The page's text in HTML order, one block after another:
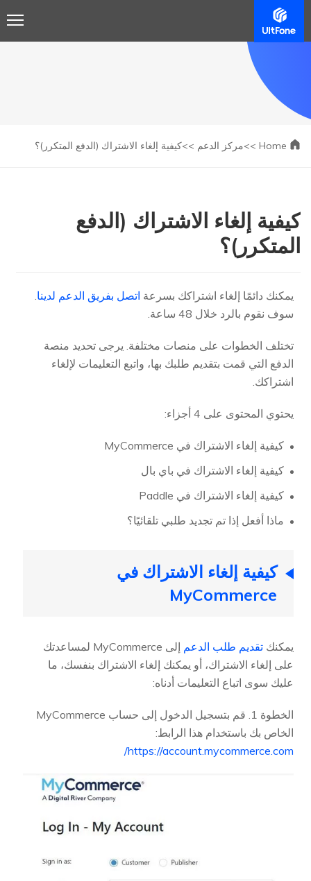
مركز الدعم >>كيفية إلغاء الاشتراك (الدفع المتكرر)؟
كيفية إلغاء الاشتراك (الدفع
المتكرر)؟
يمكنك دائمًا إلغاء اشتراكك بسرعة اتصل بفريق الدعم لدينا.
سوف نقوم بالرد خلال 48 ساعة.
تختلف الخطوات على منصات مختلفة. يرجى تحديد منصة
الدفع التي قمت بتقديم طلبك بها، واتبع التعليمات لإلغاء
اشتراكك.
يحتوي المحتوى على 4 أجزاء:
كيفية إلغاء الاشتراك في MyCommerce
كيفية إلغاء الاشتراك في باي بال
كيفية إلغاء الاشتراك في Paddle
ماذا أفعل إذا تم تجديد طلبي تلقائيًا؟
كيفية إلغاء الاشتراك في
MyCommerce
يمكنك تقديم طلب الدعم
إلى MyCommerce لمساعدتك
على إلغاء الاشتراك، أو يمكنك إلغاء الاشتراك بنفسك، ما
عليك سوى اتباع التعليمات أدناه:
الخطوة 1. قم بتسجيل الدخول إلى حساب MyCommerce
الخاص بك باستخدام هذا الرابط:
https://account.mycommerce.com/